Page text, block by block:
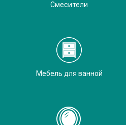
Смесители
Мебель для ванной